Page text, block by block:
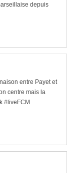
depuis
entre Payet et
centre mais la
#liveFCM